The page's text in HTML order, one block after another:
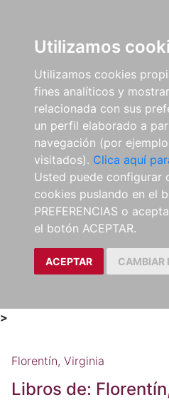
Utilizamos
Utilizamos cookies
fines analíticos y
relacionada con sus
un perfil elaborado a
navegación (por
visitados). Clica aquí
Usted puede configurar
cookies puslando en el
PREFERENCIAS o
el botón ACEPTAR.
ACEPTAR CAMBIAR
>
Florentín, Virginia
Libros de: